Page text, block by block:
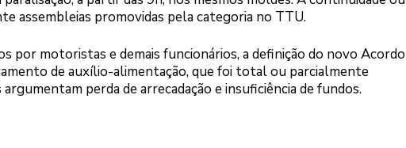
assembleias promovidas pela categoria no TTU.
por motoristas e demais funcionários, a definição do novo Acordo
de auxílio-alimentação, que foi total ou parcialmente
perda de arrecadação e insuficiência de fundos.